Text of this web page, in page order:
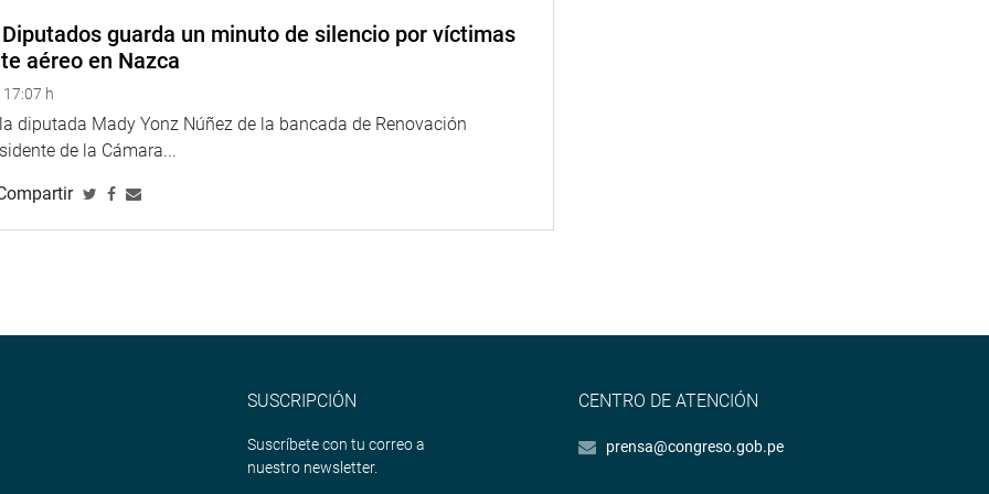
y planteó encargarlo al congresista Víctor Andrés García
de cómo, por cuestiones impropias, fueron calificados
el caso de Leopoldo Sánchez Calderón.
los Héroes como si hubiera muerto en batalla o en combate,
guarda un minuto de silencio por víctimas
aéreo en Nazca
h
diputada Mady Yonz Núñez de la bancada de Renovación
de la Cámara...
SUSCRIPCIÓN
Suscríbete con tu correo a
nuestro newsletter.
CENTRO DE ATENCIÓN
prensa@congreso.gob.pe